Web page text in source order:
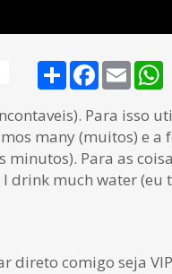
Share Facebook
Email
Para isso
many (muitos) e a
Para as
much water (eu
direto comigo seja